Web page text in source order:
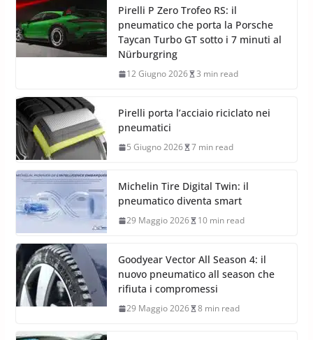
Pirelli P Zero Trofeo RS: il
pneumatico che porta la Porsche
Taycan Turbo GT sotto i 7 minuti al
Nürburgring
12 Giugno 2026 3 min read
Pirelli porta l’acciaio riciclato nei
pneumatici
5 Giugno 2026 7 min read
Michelin Tire Digital Twin: il
pneumatico diventa smart
29 Maggio 2026 10 min read
Goodyear Vector All Season 4: il
nuovo pneumatico all season che
rifiuta i compromessi
29 Maggio 2026 8 min read